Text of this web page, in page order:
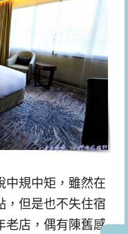
中規中矩，雖然在
，但是也不失住宿
老店，偶有陳舊感